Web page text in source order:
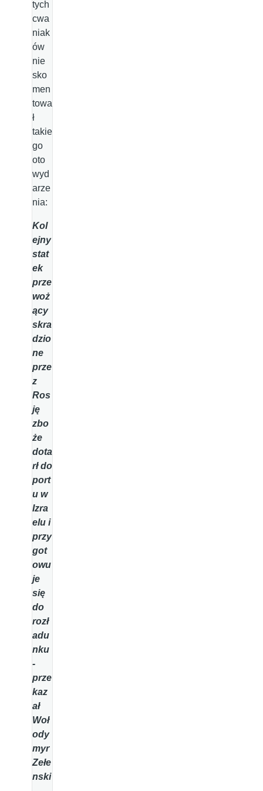
tych
cwa
niak
ów
nie
sko
men
towa
ł
takie
go
oto
wyd
arze
nia:
Kol
ejny
stat
ek
prze
woż
ący
skra
dzio
ne
prze
z
Ros
ję
zbo
że
dota
rł do
port
u w
Izra
elu i
przy
got
owu
je
się
do
rozł
adu
nku
-
prze
kaz
ał
Woł
ody
myr
Zełe
nski